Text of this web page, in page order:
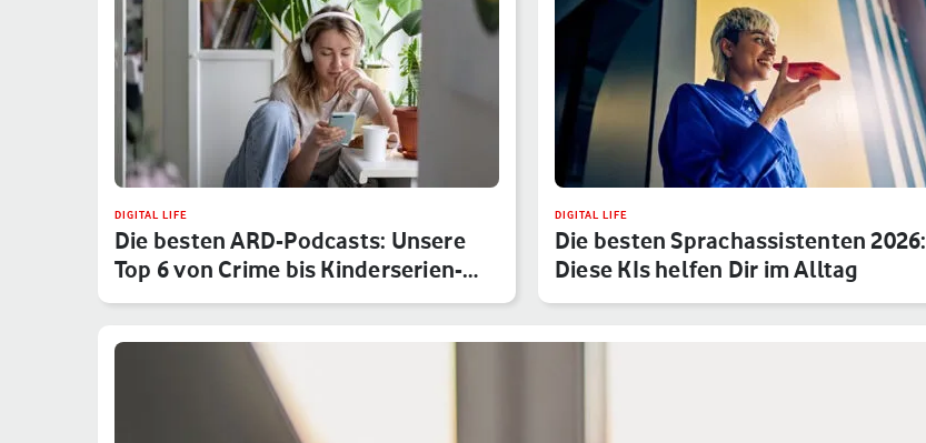
DIGITAL LIFE
Die besten ARD-Podcasts: Unsere
Top 6 von Crime bis Kinderserien-…
DIGITAL LIFE
Die besten Sprachassistenten 2026:
Diese KIs helfen Dir im Alltag